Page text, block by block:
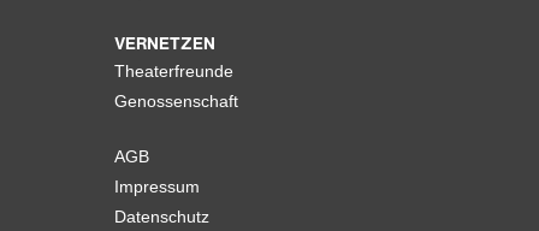
VERNETZEN
Theaterfreunde
Genossenschaft
AGB
Impressum
Datenschutz